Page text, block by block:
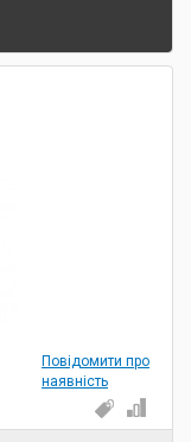
Повідомити про
наявність